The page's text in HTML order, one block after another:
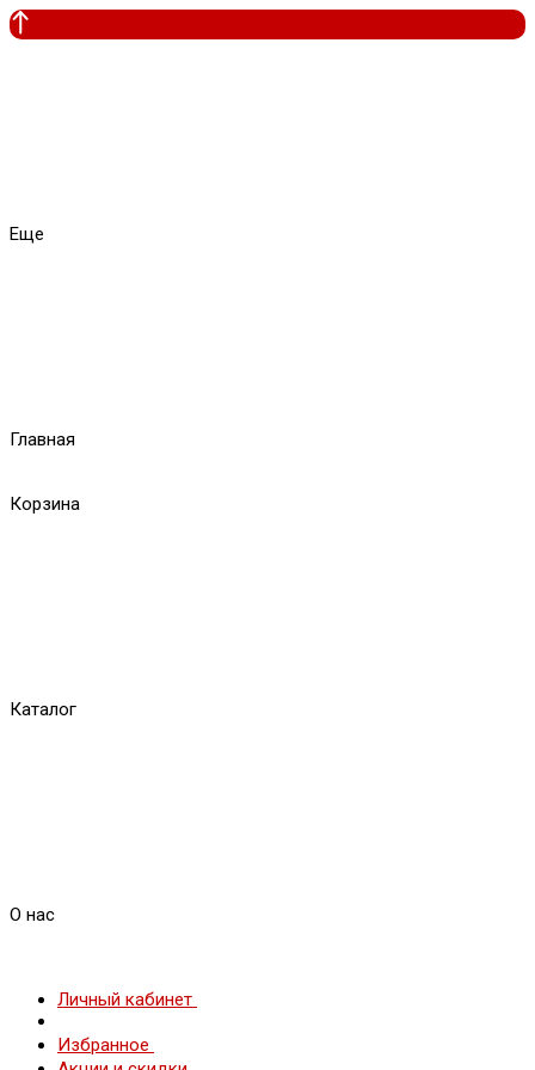
Еще
Главная
Корзина
Каталог
О нас
Личный кабинет
Избранное